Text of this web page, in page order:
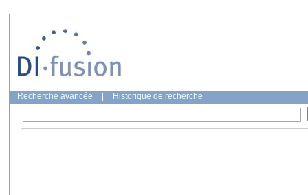
Recherche avancée Historique de recherche